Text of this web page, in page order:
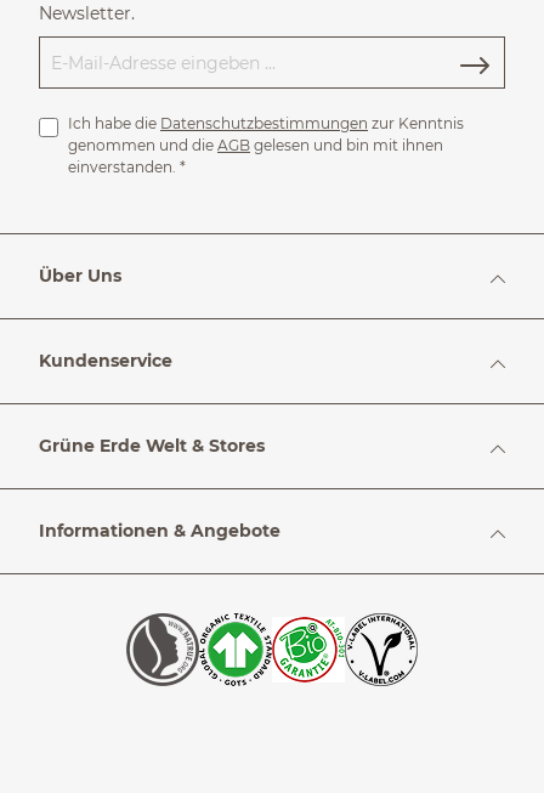
Newsletter.
Ich habe die Datenschutzbestimmungen zur Kenntnis
genommen und die AGB gelesen und bin mit ihnen
einverstanden. *
Über Uns
Kundenservice
Grüne Erde Welt & Stores
Informationen & Angebote